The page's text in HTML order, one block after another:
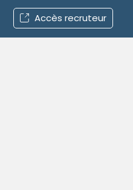
Accès recruteur